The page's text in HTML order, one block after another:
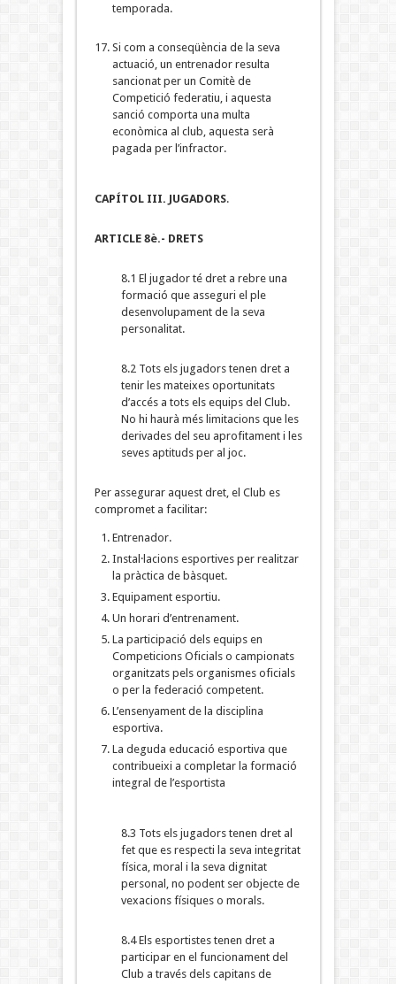
temporada.
Si com a conseqüència de la seva
actuació, un entrenador resulta
sancionat per un Comitè de
Competició federatiu, i aquesta
sanció comporta una multa
econòmica al club, aquesta serà
pagada per l’infractor.
CAPÍTOL III. JUGADORS.
ARTICLE 8è.- DRETS
8.1 El jugador té dret a rebre una
formació que asseguri el ple
desenvolupament de la seva
personalitat.
8.2 Tots els jugadors tenen dret a
tenir les mateixes oportunitats
d’accés a tots els equips del Club.
No hi haurà més limitacions que les
derivades del seu aprofitament i les
seves aptituds per al joc.
Per assegurar aquest dret, el Club es
compromet a facilitar:
Entrenador.
Instal·lacions esportives per realitzar
la pràctica de bàsquet.
Equipament esportiu.
Un horari d’entrenament.
La participació dels equips en
Competicions Oficials o campionats
organitzats pels organismes oficials
o per la federació competent.
L’ensenyament de la disciplina
esportiva.
La deguda educació esportiva que
contribueixi a completar la formació
integral de l’esportista
8.3 Tots els jugadors tenen dret al
fet que es respecti la seva integritat
física, moral i la seva dignitat
personal, no podent ser objecte de
vexacions físiques o morals.
8.4 Els esportistes tenen dret a
participar en el funcionament del
Club a través dels capitans de